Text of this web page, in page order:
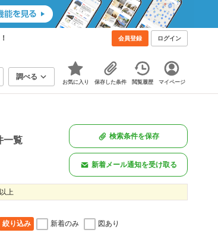
会員登録 ログイン
調べる
お気に入り 保存した条件 閲覧履歴 マイページ
一覧 検索条件を保存
新着メール通知を受け取る
上
絞り込み 新着のみ 図あり